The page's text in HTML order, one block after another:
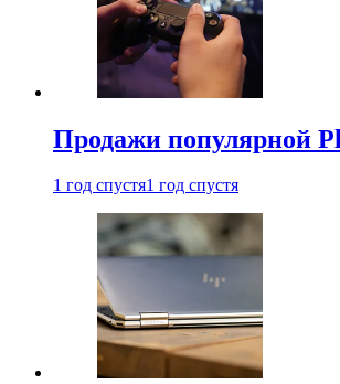
Продажи популярной
1 год спустя1 год спустя